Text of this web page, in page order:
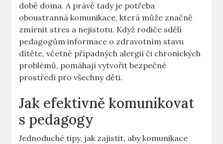
době doma. A právě tady je potřeba
oboustranná komunikace, která může značně
zmírnit stres a nejistotu. Když rodiče sdělí
pedagogům informace o zdravotním stavu
dítěte, včetně případných alergií či chronických
problémů, pomáhají vytvořit bezpečné
prostředí pro všechny děti.
Jak efektivně komunikovat
s pedagogy
Jednoduché tipy, jak zajistit, aby komunikace